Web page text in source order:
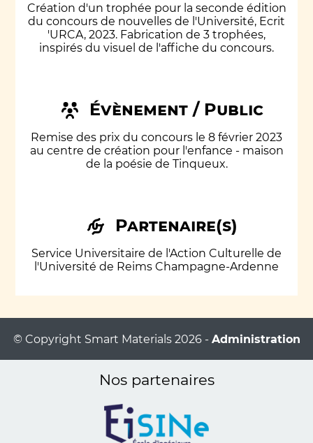
Création d'un trophée pour la seconde édition
du concours de nouvelles de l'Université, Ecrit
'URCA, 2023. Fabrication de 3 trophées,
inspirés du visuel de l'affiche du concours.
Partenaire(s)
Service Universitaire de l'Action Culturelle de
l'Université de Reims Champagne-Ardenne
Évènement / Public
Remise des prix du concours le 8 février 2023
au centre de création pour l'enfance - maison
de la poésie de Tinqueux.
© Copyright Smart Materials 2026 - Administration
Nos partenaires